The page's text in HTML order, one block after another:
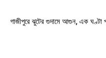
গাজীপুরে ঝুটের গুদামে আগুন, এক ঘণ্টা